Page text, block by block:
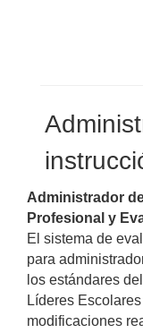
Administrador
Profesional y
El sistema de
para
los estándares
Líderes
modificaciones